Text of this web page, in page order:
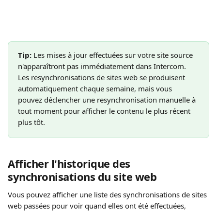
Tip: Les mises à jour effectuées sur votre site source
n'apparaîtront pas immédiatement dans Intercom.
Les resynchronisations de sites web se produisent
automatiquement chaque semaine, mais vous
pouvez déclencher une resynchronisation manuelle à
tout moment pour afficher le contenu le plus récent
plus tôt.
Afficher l'historique des
synchronisations du site web
Vous pouvez afficher une liste des synchronisations de sites
web passées pour voir quand elles ont été effectuées,